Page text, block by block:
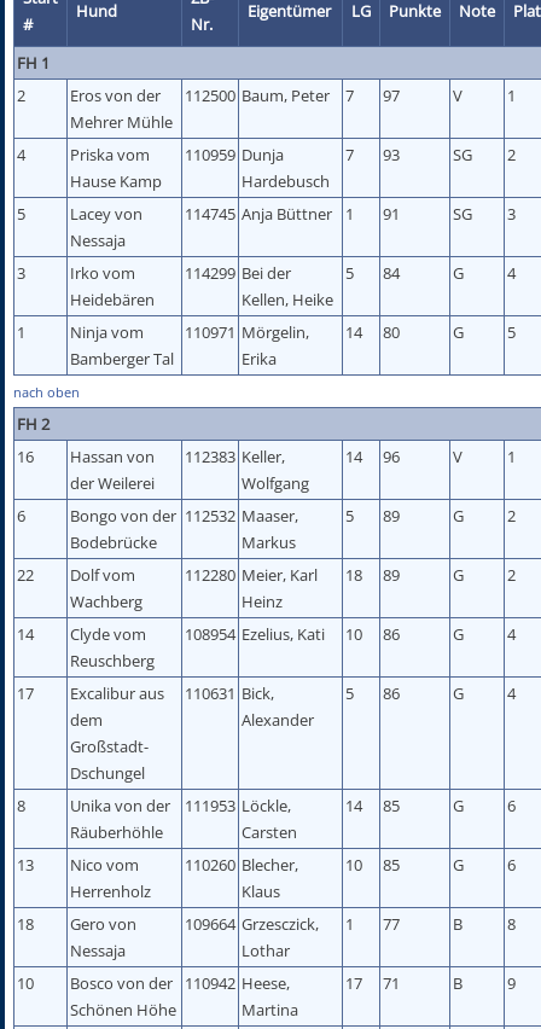
#
Hund
Nr.
Eigentümer LG Punkte Note
FH 1
2
Eros von der
Mehrer Mühle
112500 Baum, Peter 7 97 V 1
4
Priska vom
Hause Kamp
110959 Dunja
Hardebusch
7 93 SG 2
5
Lacey von
Nessaja
114745 Anja Büttner 1 91 SG 3
3
Irko vom
Heidebären
114299 Bei der
Kellen, Heike
5 84 G 4
1
Ninja vom
Bamberger Tal
110971 Mörgelin,
Erika
14 80 G 5
nach oben
FH 2
16
Hassan von
der Weilerei
112383 Keller,
Wolfgang
14 96 V 1
6
Bongo von der
Bodebrücke
112532 Maaser,
Markus
5 89 G 2
22
Dolf vom
Wachberg
112280 Meier, Karl
Heinz
18 89 G 2
14
Clyde vom
Reuschberg
108954 Ezelius, Kati 10 86 G 4
17
Excalibur aus
dem
Großstadt-
Dschungel
110631 Bick,
Alexander
5 86 G 4
8
Unika von der
Räuberhöhle
111953 Löckle,
Carsten
14 85 G 6
13
Nico vom
Herrenholz
110260 Blecher,
Klaus
10 85 G 6
18
Gero von
Nessaja
109664 Grzesczick,
Lothar
1 77 B 8
10
Bosco von der
Schönen Höhe
110942 Heese,
Martina
17 71 B 9